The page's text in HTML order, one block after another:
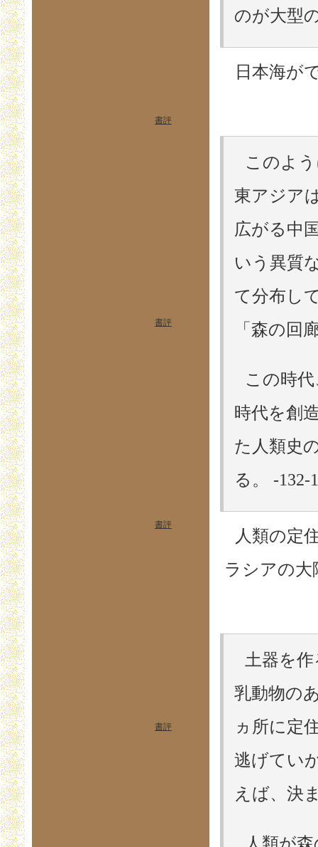
のが大型
日本海が
このよ
東アジア
広がる中
いう異質
て分布し
「森の回
この時
時代を創
た人類史
る。 -132-
人類の定
ラシアの
土器を
乳動物の
ヵ所に定
逃げてい
えば、決
人類が
書評
書評
書評
書評